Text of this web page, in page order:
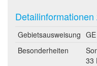
Gebietsausweisung
Besonderheiten
33